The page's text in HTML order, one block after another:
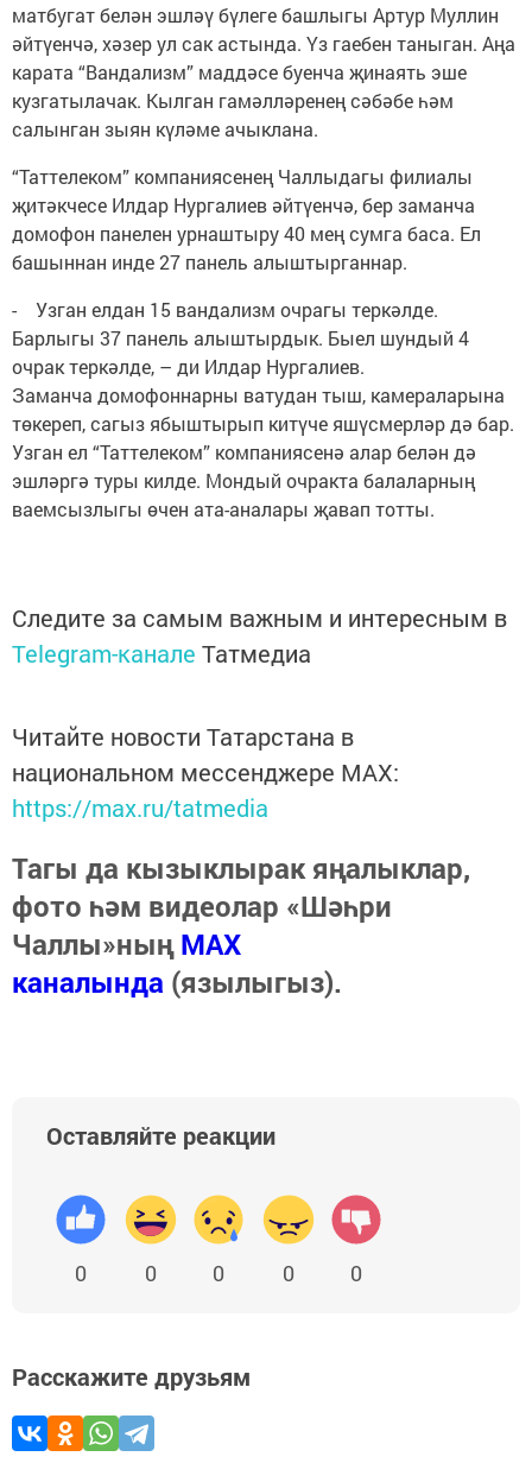
матбугат белән эшләү бүлеге башлыгы Артур Муллин
әйтүенчә, хәзер ул сак астында. Үз гаебен таныган. Аңа
карата “Вандализм” маддәсе буенча җинаять эше
кузгатылачак. Кылган гамәлләренең сәбәбе һәм
салынган зыян күләме ачыклана.
“Таттелеком” компаниясенең Чаллыдагы филиалы
җитәкчесе Илдар Нургалиев әйтүенчә, бер заманча
домофон панелен урнаштыру 40 мең сумга баса. Ел
башыннан инде 27 панель алыштырганнар.
- Узган елдан 15 вандализм очрагы теркәлде.
Барлыгы 37 панель алыштырдык. Быел шундый 4
очрак теркәлде, – ди Илдар Нургалиев.
Заманча домофоннарны ватудан тыш, камераларына
төкереп, сагыз ябыштырып китүче яшүсмерләр дә бар.
Узган ел “Таттелеком” компаниясенә алар белән дә
эшләргә туры килде. Мондый очракта балаларның
ваемсызлыгы өчен ата-аналары җавап тотты.
Следите за самым важным и интересным в
Telegram-канале Татмедиа
Читайте новости Татарстана в
национальном мессенджере MАХ:
https://max.ru/tatmedia
Тагы да кызыклырак яңалыклар,
фото һәм видеолар «Шәһри
Чаллы»ныңMAX
каналында (язылыгыз).
Оставляйте реакции
0 0 0 0 0
Расскажите друзьям